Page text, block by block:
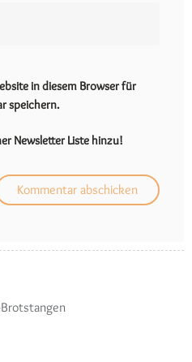
in diesem Browser für
speichern.
Newsletter Liste hinzu!
Brotstangen